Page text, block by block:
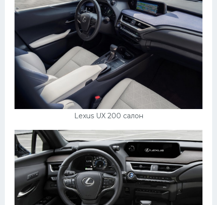
Lexus UX 200 салон
Автокемпер
Феррари
Поезда
Мотоциклы
Ямаха
Эмблемы
Спецтехника